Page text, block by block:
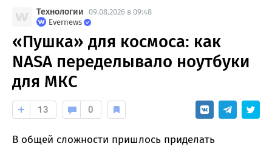
Технологии 09.08.2026 в 09:48
Evernews
«Пушка» для космоса: как
NASA переделывало ноутбуки
для МКС
13 0
В общей сложности пришлось приделать